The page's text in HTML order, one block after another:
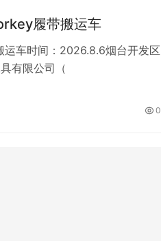
履带搬运车
车时间：2026.8.6烟台开发区
有限公司（
0